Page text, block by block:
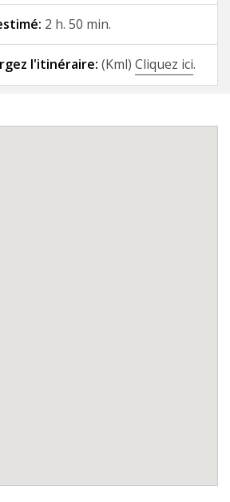
09 - A Gándara - Santiago de
Compostela
2 h. 50 min.
l'itinéraire: (Kml) Cliquez ici.